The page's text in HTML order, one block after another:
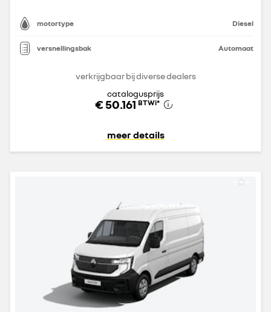
motortype Diesel
versnellingsbak Automaat
verkrijgbaar bij diverse dealers
catalogusprijs
€ 50.161 BTWi*
meer details